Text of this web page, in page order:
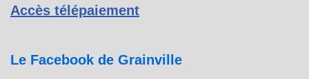
Accès télépaiement
Le Facebook de Grainville